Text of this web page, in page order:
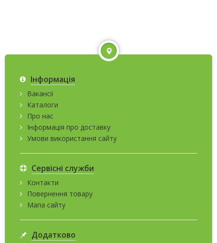
Інформація
Вакансії
Каталоги
Про нас
Інформація про доставку
Умови використання сайту
Сервісні служби
Контакти
Повернення товару
Мапа сайту
Додатково